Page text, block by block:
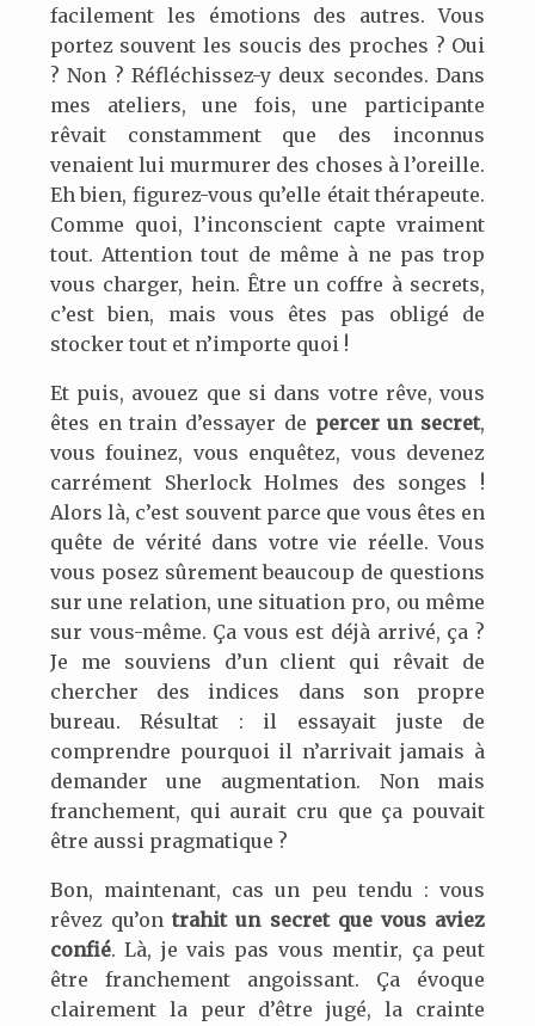
facilement les émotions des autres. Vous
portez souvent les soucis des proches ? Oui
? Non ? Réfléchissez-y deux secondes. Dans
mes ateliers, une fois, une participante
rêvait constamment que des inconnus
venaient lui murmurer des choses à l’oreille.
Eh bien, figurez-vous qu’elle était thérapeute.
Comme quoi, l’inconscient capte vraiment
tout. Attention tout de même à ne pas trop
vous charger, hein. Être un coffre à secrets,
c’est bien, mais vous êtes pas obligé de
stocker tout et n’importe quoi !
Et puis, avouez que si dans votre rêve, vous
êtes en train d’essayer de percer un secret,
vous fouinez, vous enquêtez, vous devenez
carrément Sherlock Holmes des songes !
Alors là, c’est souvent parce que vous êtes en
quête de vérité dans votre vie réelle. Vous
vous posez sûrement beaucoup de questions
sur une relation, une situation pro, ou même
sur vous-même. Ça vous est déjà arrivé, ça ?
Je me souviens d’un client qui rêvait de
chercher des indices dans son propre
bureau. Résultat : il essayait juste de
comprendre pourquoi il n’arrivait jamais à
demander une augmentation. Non mais
franchement, qui aurait cru que ça pouvait
être aussi pragmatique ?
Bon, maintenant, cas un peu tendu : vous
rêvez qu’ontrahit un secret que vous aviez
confié. Là, je vais pas vous mentir, ça peut
être franchement angoissant. Ça évoque
clairement la peur d’être jugé, la crainte